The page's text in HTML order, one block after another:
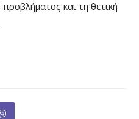
και τη θετική